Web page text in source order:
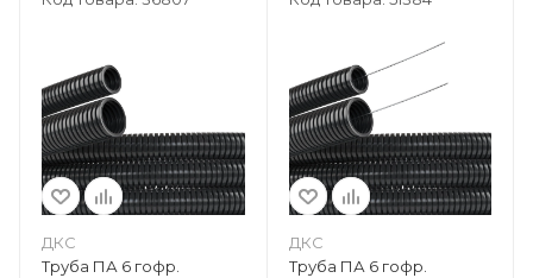
ДКС
Труба ПА 6 гофр.
ДКС
Труба ПА 6 гофр.